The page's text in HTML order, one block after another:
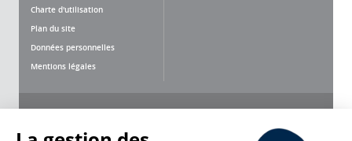
Charte d'utilisation
Plan du site
Données personnelles
Mentions légales